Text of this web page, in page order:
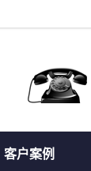
客户案例